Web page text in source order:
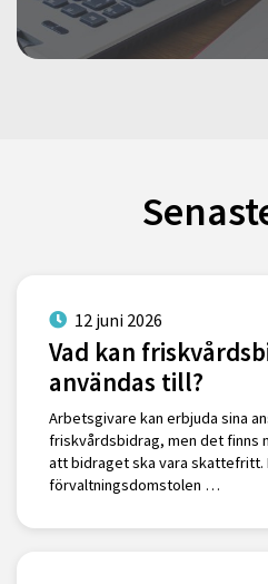
12 juni 2026
Vad kan
användas till?
Arbetsgivare kan erbjuda sina
friskvårdsbidrag, men det finns
att bidraget ska vara skattefritt.
förvaltningsdomstolen …